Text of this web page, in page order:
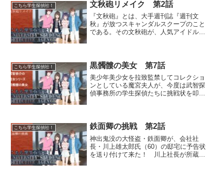
索イサム=ルワン=ラーテ...
こちら学生探偵社！ 文秋砲リメイク 第2話
『文秋砲』とは、大手週刊誌『週刊文
秋』が放つスキャンダルスクープのこと
である。その文秋砲が、人気アイドル・
彼女の恋を応援すべし！」「...
こちら学生探偵社！ 黒髑髏の美女 第7話
美少年美少女を拉致監禁してコレクショ
ンとしている魔宮夫人が、今度は武智探
偵事務所の学生探偵たちに挑戦状を叩き
らやって来たボンド星人に...
こちら学生探偵社！ 鉄面卿の挑戦 第2話
神出鬼没の大怪盗・鉄面卿が、会社社
長・川上雄太郎氏（60）の邸宅に予告状
を送り付けて来た！ 川上社長が所蔵す